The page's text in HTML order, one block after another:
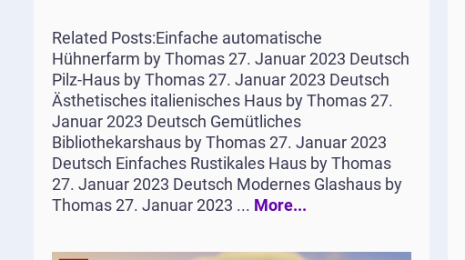
Related Posts:Einfache automatische
Hühnerfarm by Thomas 27. Januar 2023 Deutsch
Pilz-Haus by Thomas 27. Januar 2023 Deutsch
Ästhetisches italienisches Haus by Thomas 27.
Januar 2023 Deutsch Gemütliches
Bibliothekarshaus by Thomas 27. Januar 2023
Deutsch Einfaches Rustikales Haus by Thomas
27. Januar 2023 Deutsch Modernes Glashaus by
Thomas 27. Januar 2023 ... More...